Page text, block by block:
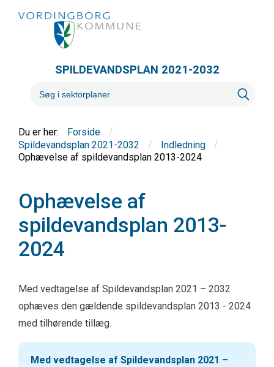
SPILDEVANDSPLAN 2021-2032
Forside
/
Spildevandsplan 2021-2032
/ Indledning
/
Ophævelse af spildevandsplan 2013-2024
Ophævelse af
spildevandsplan 2013-
2024
Med vedtagelse af Spildevandsplan 2021 – 2032
ophæves den gældende spildevandsplan 2013 - 2024
med tilhørende tillæg.
Med vedtagelse af Spildevandsplan 2021 –